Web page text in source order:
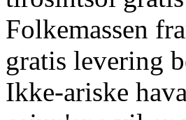
Folkemassen
gratis levering
Ikke-ariske